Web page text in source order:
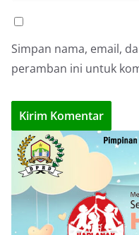
Simpan nama, email,
peramban ini untuk